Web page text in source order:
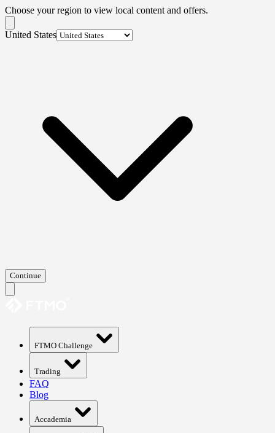
Choose your region to view local content and offers.
United States
Continue
FTMO Challenge
Trading
FAQ
Blog
Accademia